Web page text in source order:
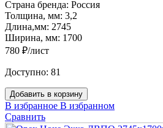
Страна бренда: Россия
Толщина, мм: 3,2
Длина,мм: 2745
Ширина, мм: 1700
780 ₽/лист
Доступно: 81
Добавить в корзину
В избранное В избранном
Сравнить